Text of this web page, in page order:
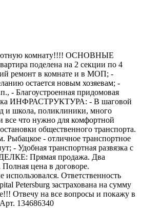
комнату!!!! ОСНОВНЫЕ
поделена на 2 секции по 4
ремонт в комнате и в МОП; -
остается новым хозяевам; -
- Благоустроенная придомовая
ИНФРАСТРУКТУРА: - В шаговой
и школа, поликлиники, много
все что нужно для комфортной
общественного транспорта.
- отличное транспортное
- Удобная транспортная развязка с
Прямая продажа. Два
цена в договоре.
Ответственность
Petersburg застрахована на сумму
Отвечу на все вопросы и покажу в
134686340